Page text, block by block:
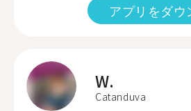
アプリをダウ
W.
Catanduva